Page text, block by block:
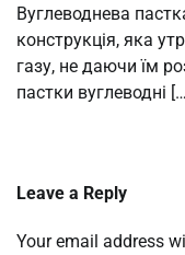
Вуглеводнева
конструкція, яка
газу, не даючи їм
пастки вуглеводні
Leave a Reply
Your email address